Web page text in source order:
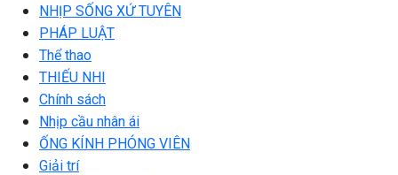
NHỊP SỐNG XỨ TUYÊN
PHÁP LUẬT
Thể thao
THIẾU NHI
Chính sách
Nhịp cầu nhân ái
ỐNG KÍNH PHÓNG VIÊN
Giải trí